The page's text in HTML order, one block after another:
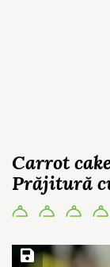
Carrot
Prăjitură
Save Recipe